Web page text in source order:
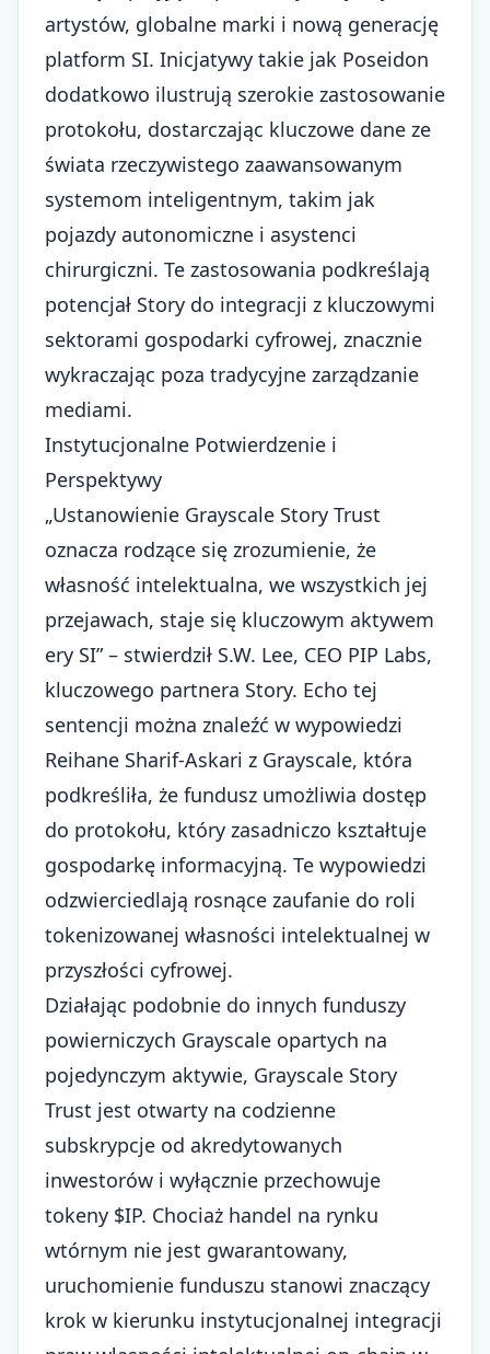
artystów, globalne marki i nową generację
platform SI. Inicjatywy takie jak Poseidon
dodatkowo ilustrują szerokie zastosowanie
protokołu, dostarczając kluczowe dane ze
świata rzeczywistego zaawansowanym
systemom inteligentnym, takim jak
pojazdy autonomiczne i asystenci
chirurgiczni. Te zastosowania podkreślają
potencjał Story do integracji z kluczowymi
sektorami gospodarki cyfrowej, znacznie
wykraczając poza tradycyjne zarządzanie
mediami.
Instytucjonalne Potwierdzenie i
Perspektywy
„Ustanowienie Grayscale Story Trust
oznacza rodzące się zrozumienie, że
własność intelektualna, we wszystkich jej
przejawach, staje się kluczowym aktywem
ery SI” – stwierdził S.W. Lee, CEO PIP Labs,
kluczowego partnera Story. Echo tej
sentencji można znaleźć w wypowiedzi
Reihane Sharif-Askari z Grayscale, która
podkreśliła, że fundusz umożliwia dostęp
do protokołu, który zasadniczo kształtuje
gospodarkę informacyjną. Te wypowiedzi
odzwierciedlają rosnące zaufanie do roli
tokenizowanej własności intelektualnej w
przyszłości cyfrowej.
Działając podobnie do innych funduszy
powierniczych Grayscale opartych na
pojedynczym aktywie, Grayscale Story
Trust jest otwarty na codzienne
subskrypcje od akredytowanych
inwestorów i wyłącznie przechowuje
tokeny $IP. Chociaż handel na rynku
wtórnym nie jest gwarantowany,
uruchomienie funduszu stanowi znaczący
krok w kierunku instytucjonalnej integracji